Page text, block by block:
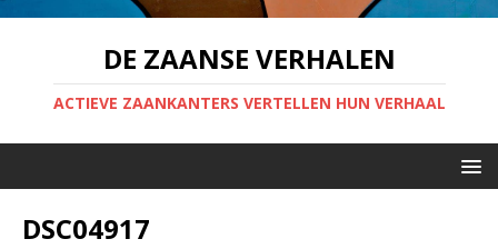
DE ZAANSE VERHALEN
ACTIEVE ZAANKANTERS VERTELLEN HUN VERHAAL
DSC04917